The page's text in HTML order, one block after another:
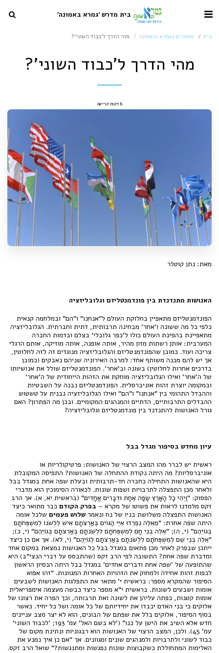
בית מדרש 'גמרא באמונה'
בית מאמרים בגמרא ובאמונה מהי הדרך ל'כבוד השוני'?
מהי הדרך ל'כבוד השוני'?
6 דקות קריאה
מאת: נתן קוטלר
האנושות מתנדנדת בין פונדמנטליזם וגלובליזציה
הפונדמנטליזם מתאפיין בחלוקת העולם ל"אנחנו" ו"הם" ובמלחמה קנאית
כלפי כל מה ששונה ו'אחר' מבחינה תרבותית, דתית וחברתית. הגלובליזציה
מתאפיינת בהפיכת העולם כולו ל'כפר גלובלי' בצלם ובדמות החברה
המערבית: אותן רשתות מזון מהיר, אותה אופנה, אותה מוזיקה, אותם הרגלי
צריכה ועוד. כמובן שהפונדמנטליזם והגלובליזציה מנוגדים זה לזה לחלוטין,
אך יש להם מכנה משותף אחד: למרבה האירוניה שניהם נאבקים (כמובן
בדרכים אחרות לחלוטין) בשונה וב'אחר'. הפונדמנטליזם שולל את אנושיותו
של ה'אחר' ואילו הגלובליזציה מוחקת את הזהות הייחודית של ה'אחר'
ובמקומה יוצרת זהות אוניברסלית. הפונדמנטליזם נבנה על השבטיות
וההבדל התהומי בין "אנחנו" ו"הם" ואילו הגלובליזציה נבנית על טשטוש
ההבדלים התרבותיים, הדתיים והמנהגים המקומיים. ובכן מה הפתרון? האם
גורל האנושות להתנדנד בין פונדמנטליזם וגלובליזציה?
עיון מחדש בסיפור מגדל בבל
ראשית יש לברר מהו המצב הרצוי של האנושות: פרטיקולריות או
אוניברסליות? מה היתה נקודת ההתחלה של האנושות? התפיסה המקובלת
היא שהאנושות התחילה כחברה חד-תרבותית ובעלת שפה אחת במגדל בבל
ולאחר מכן התפצלה לתרבויות ושפות שונות. לכאורה הסימוכין הוא מדברי
הפסוק: "וַיְהִי כָל הָאָרֶץ שָׂפָה אֶחָת וּדְבָרִים אֲחָדִים" (בראשית יא, א). אך הרב
זקס מלמדנו לראות את פשוטו של מקרא – בפרק הקודם כבר מתואר כיצד
האנושות התפצלה משלושת בניו של נח ונאמר שלוש פעמים שלכל אומה
היתה שפה אחרת: "מֵאֵלֶּה נִפְרְדוּ אִיֵּי הַגּוֹיִם בְּאַרְצֹתָם אִישׁ לִלְשֹׁנוֹ לְמִשְׁפְּחֹתָם
בְּגוֹיֵהֶם" (י, ה); "אֵלֶּה בְנֵי חָם לְמִשְׁפְּחֹתָם לִלְשֹׁנֹתָם בְּאַרְצֹתָם בְּגוֹיֵהֶם" (י, כ);
"אֵלֶּה בְנֵי שֵׁם לְמִשְׁפְּחֹתָם לִלְשֹׁנֹתָם בְּאַרְצֹתָם לְגוֹיֵהֶם" (י, לא). אך אם כן כיצד
ייתכן שבפרק לאחר מכן פתאום במגדל בבל כל האנושות נמצאת במקום אחד
ומדברת שפה אחת? התשובה לפי הרב זקס (שהתבסס על דברי הנצי"ב) היא
שהתופעה של 'שפה אחת ודברים אחדים' במגדל בבל היתה הנסיון הראשון
לכפות זהות אחידה ולמחוק את הזהויות האחרות המגוונות. "זהו אפוא
הסיפור שהמקרא מספר: בראשית י' מתאר את התפלגות האנושות לשבעים
אומות ושבעים לשונות. בראשית י"א מספר כיצד כבשה מעצמה אימפריאלית
אומות קטנות, כפתה עליהן את לשונה ואת תרבותה, וכך הפרה את רצונו של
אלוקים כי בני האדם יכבדו את יחידיותם של כל אומה ושל כל יחיד. כאשר
בסוף הסיפור, אלוקים בלל את שפתם של הבונים, הוא לא יצר מצב עניינים
חדש אלא השיב את הישן על כנו" ('לא בשם האל' עמ' 193; 'לכבוד השוני'
עמ' 45). ולכן, המצב הרצוי של האנושות הוא רבגוניות ונתינת מקום של
כבוד לשוני ולתרבויות ולמנהגים שונים ומגוונים. אך "אם כן איך נמנע את
האלימות המתחוללת כשקבוצות שונות נפגשות ומתנגשות?" שואל הרב זקס.